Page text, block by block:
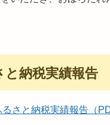
と納税実績報告
さと納税実績報告（